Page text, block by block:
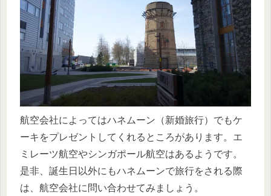
航空会社によってはハネムーン（新婚旅行）でもケ
ーキをプレゼントしてくれるところがあります。エ
ミレーツ航空やシンガポール航空はあるようです。
是非、誕生日以外にもハネムーンで旅行をされる際
は、航空会社に問い合わせてみましょう。